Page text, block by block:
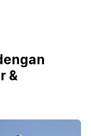
&